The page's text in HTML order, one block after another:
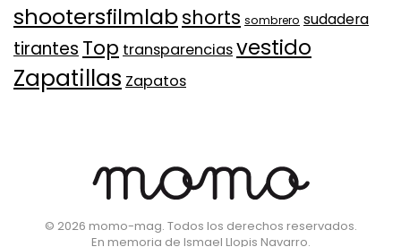
shootersfilmlabshorts sombrero sudadera
tirantes Top transparenciasvestido
Zapatillas Zapatos
© 2026 momo-mag. Todos los derechos reservados.
En memoria de Ismael Llopis Navarro.